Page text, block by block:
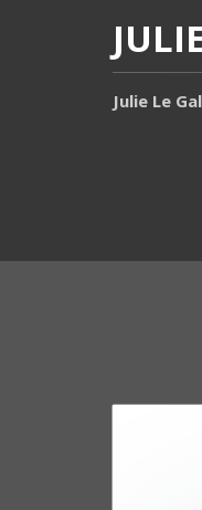
Julie Le